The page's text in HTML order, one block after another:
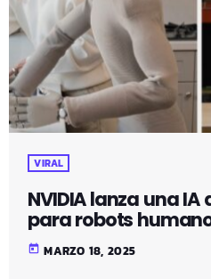
VIRAL
NVIDIA lanza una
para robots
today MARZO 18, 2025